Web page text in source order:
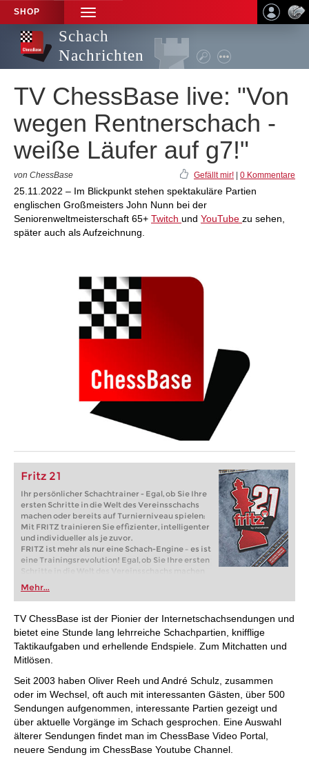
SHOP
TOGGLE
NAVIGATION
Schach
Nachrichten
TV ChessBase live: "Von
wegen Rentnerschach -
weiße Läufer auf g7!"
von ChessBase Gefällt mir! 0 Kommentare
25.11.2022 – Im Blickpunkt stehen spektakuläre Partien
englischen Großmeisters John Nunn bei der
Seniorenweltmeisterschaft 65+ Twitch und YouTube zu sehen,
später auch als Aufzeichnung.
Fritz 21
Ihr persönlicher Schachtrainer - Egal, ob Sie Ihre
ersten Schritte in die Welt des Vereinsschachs
machen oder bereits auf Turnierniveau spielen:
Mit FRITZ trainieren Sie effizienter, intelligenter
und individueller als je zuvor.
FRITZ ist mehr als nur eine Schach-Engine – es ist
eine Trainingsrevolution! Egal, ob Sie Ihre ersten
Schritte in die Welt des Vereinsschachs machen
oder bereits auf Turnierniveau spielen: Mit
FRITZ trainieren Sie effizienter, intelligenter und
individueller als je zuvor.
Mehr...
TV ChessBase ist der Pionier der Internetschachsendungen und
bietet eine Stunde lang lehrreiche Schachpartien, knifflige
Taktikaufgaben und erhellende Endspiele. Zum Mitchatten und
Mitlösen.
Seit 2003 haben Oliver Reeh und André Schulz, zusammen
oder im Wechsel, oft auch mit interessanten Gästen, über 500
Sendungen aufgenommen, interessante Partien gezeigt und
über aktuelle Vorgänge im Schach gesprochen. Eine Auswahl
älterer Sendungen findet man im ChessBase Video Portal,
neuere Sendung im ChessBase Youtube Channel.